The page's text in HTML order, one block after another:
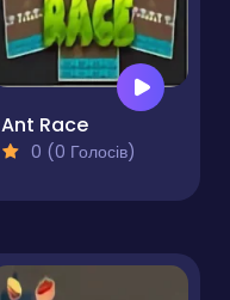
Ant Race
0 (0 Голосів)